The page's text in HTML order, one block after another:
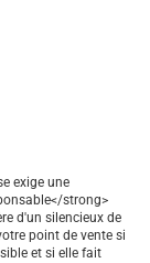
exige une
strong>
d'un silencieux de
point de vente si
et si elle fait